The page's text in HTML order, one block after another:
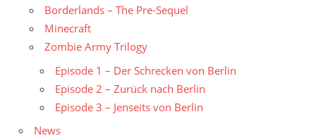
Borderlands – The Pre-Sequel
Minecraft
Zombie Army Trilogy
Episode 1 – Der Schrecken von Berlin
Episode 2 – Zurück nach Berlin
Episode 3 – Jenseits von Berlin
News